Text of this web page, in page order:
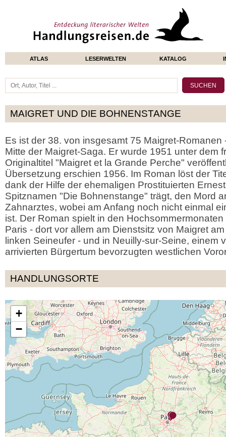
ATLAS LESERWELTEN KATALOG
MAIGRET UND DIE BOHNENSTANGE
Es ist der 38. von insgesamt 75 Maigret-Romanen
Mitte der Maigret-Saga. Er wurde 1951 unter dem
Originaltitel "Maigret et la Grande Perche"
Übersetzung erschien 1956. Im Roman löst der
dank der Hilfe der ehemaligen Prostituierten
Spitznamen "Die Bohnenstange" trägt, den Mord
Zahnarztes, wobei am Anfang noch nicht einmal
ist. Der Roman spielt in den
Paris - dort vor allem am Dienstsitz von Maigret
linken Seineufer - und in Neuilly-sur-Seine, einem
arrivierten Bürgertum bevorzugten westlichen
HANDLUNGSORTE
+
−